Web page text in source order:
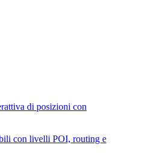
di posizioni con
con livelli POI, routing e